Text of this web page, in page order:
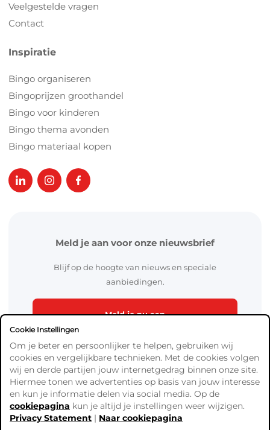
Veelgestelde vragen
Contact
Inspiratie
Bingo organiseren
Bingoprijzen groothandel
Bingo voor kinderen
Bingo thema avonden
Bingo materiaal kopen
Meld je aan voor onze nieuwsbrief
Blijf op de hoogte van nieuws en speciale
aanbiedingen.
Meld je nu aan
Algemene Voorwaarden
Verzend- en betaalinformatie
Cookie Instellingen
Om je beter en persoonlijker te helpen, gebruiken wij
cookies en vergelijkbare technieken. Met de cookies volgen
wij en derde partijen jouw internetgedrag binnen onze site.
Hiermee tonen we advertenties op basis van jouw interesse
en kun je informatie delen via social media. Op de
cookiepagina kun je altijd je instellingen weer wijzigen.
Privacy Statement | Naar cookiepagina